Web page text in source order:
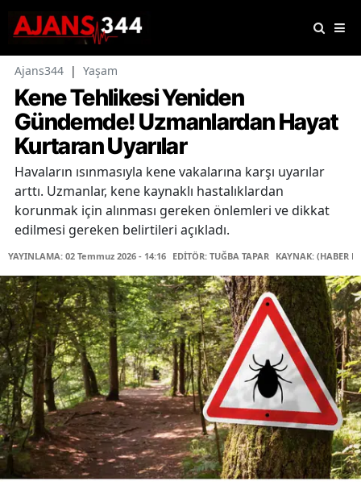
Ajans344 | Yaşam
Kene Tehlikesi Yeniden
Gündemde! Uzmanlardan Hayat
Kurtaran Uyarılar
Havaların ısınmasıyla kene vakalarına karşı uyarılar
arttı. Uzmanlar, kene kaynaklı hastalıklardan
korunmak için alınması gereken önlemleri ve dikkat
edilmesi gereken belirtileri açıkladı.
YAYINLAMA: 02 Temmuz 2026 - 14:16 EDİTÖR: TUĞBA TAPAR KAYNAK: (HABER